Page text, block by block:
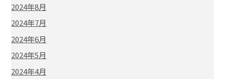
2024年8月
2024年7月
2024年6月
2024年5月
2024年4月